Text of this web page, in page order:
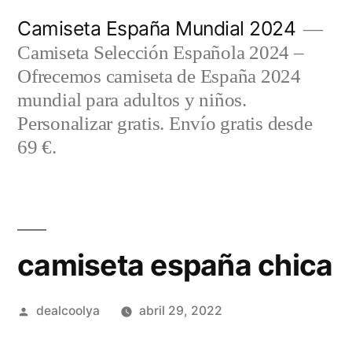
contenido
Camiseta España Mundial 2024
Camiseta Selección Española 2024 –
Ofrecemos camiseta de España 2024
mundial para adultos y niños.
Personalizar gratis. Envío gratis desde
69 €.
camiseta españa chica
Publicado
dealcoolya abril 29, 2022